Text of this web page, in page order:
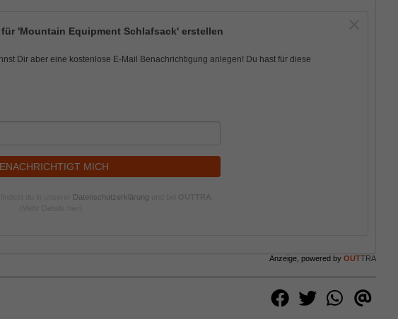
'Mountain Equipment Schlafsack' erstellen
Dir aber eine kostenlose E-Mail Benachrichtigung anlegen! Du hast für diese
MICH
Datenschutzerklärung
Anzeige, powered by OUTTRA